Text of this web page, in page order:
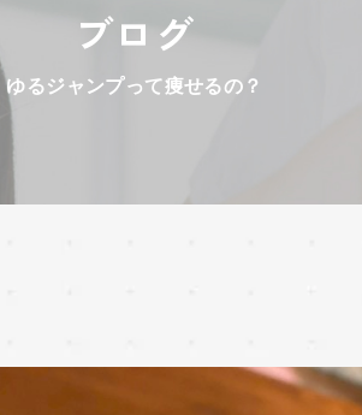
ブログ
ゆるジャンプって痩せるの？